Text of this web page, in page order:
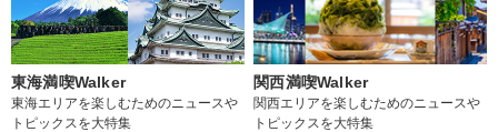
東海満喫Walker
東海エリアを楽しむためのニュースや
トピックスを大特集
関西満喫Walker
関西エリアを楽しむためのニュースや
トピックスを大特集